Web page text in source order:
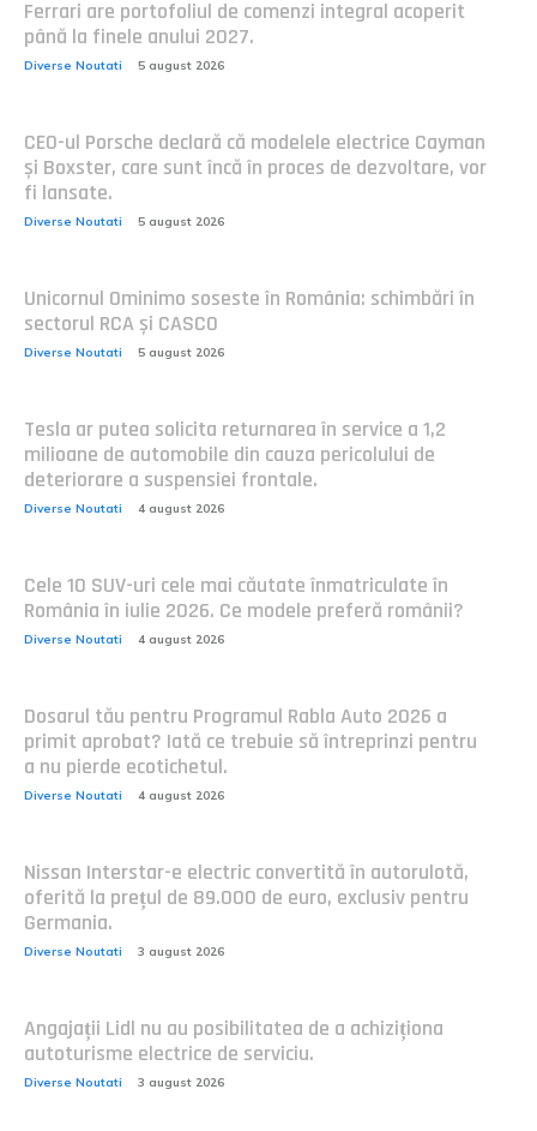
Ferrari are portofoliul de comenzi integral acoperit
până la finele anului 2027.
Diverse Noutati 5 august 2026
CEO-ul Porsche declară că modelele electrice Cayman
și Boxster, care sunt încă în proces de dezvoltare, vor
fi lansate.
Diverse Noutati 5 august 2026
Unicornul Ominimo soseste în România: schimbări în
sectorul RCA și CASCO
Diverse Noutati 5 august 2026
Tesla ar putea solicita returnarea în service a 1,2
milioane de automobile din cauza pericolului de
deteriorare a suspensiei frontale.
Diverse Noutati 4 august 2026
Cele 10 SUV-uri cele mai căutate înmatriculate în
România în iulie 2026. Ce modele preferă românii?
Diverse Noutati 4 august 2026
Dosarul tău pentru Programul Rabla Auto 2026 a
primit aprobat? Iată ce trebuie să întreprinzi pentru
a nu pierde ecotichetul.
Diverse Noutati 4 august 2026
Nissan Interstar-e electric convertită în autorulotă,
oferită la prețul de 89.000 de euro, exclusiv pentru
Germania.
Diverse Noutati 3 august 2026
Angajații Lidl nu au posibilitatea de a achiziționa
autoturisme electrice de serviciu.
Diverse Noutati 3 august 2026